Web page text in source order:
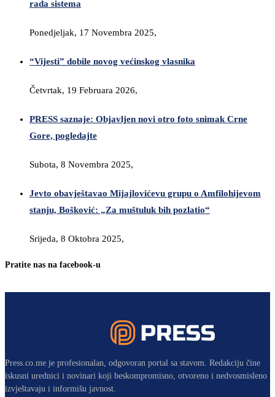
rada sistema
Ponedjeljak, 17 Novembra 2025,
“Vijesti” dobile novog većinskog vlasnika
Četvrtak, 19 Februara 2026,
PRESS saznaje: Objavljen novi otro foto snimak Crne
Gore, pogledajte
Subota, 8 Novembra 2025,
Jevto obavještavao Mijajlovićevu grupu o Amfilohijevom
stanju, Bošković: „Za muštuluk bih pozlatio“
Srijeda, 8 Oktobra 2025,
Pratite nas na facebook-u
Press.co.me je profesionalan, odgovoran portal sa stavom. Redakciju čine
iskusni urednici i novinari koji beskompromisno, otvoreno i nedvosmisleno
izvještavaju i informišu javnost.